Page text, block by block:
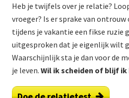
Heb je twijfels over je relatie?
vroeger? Is er sprake van ontrouw
tijdens je vakantie een fikse ruzie
uitgesproken dat je eigenlijk wilt
Waarschijnlijk sta je dan voor de
je leven. Wil ik scheiden of blijf